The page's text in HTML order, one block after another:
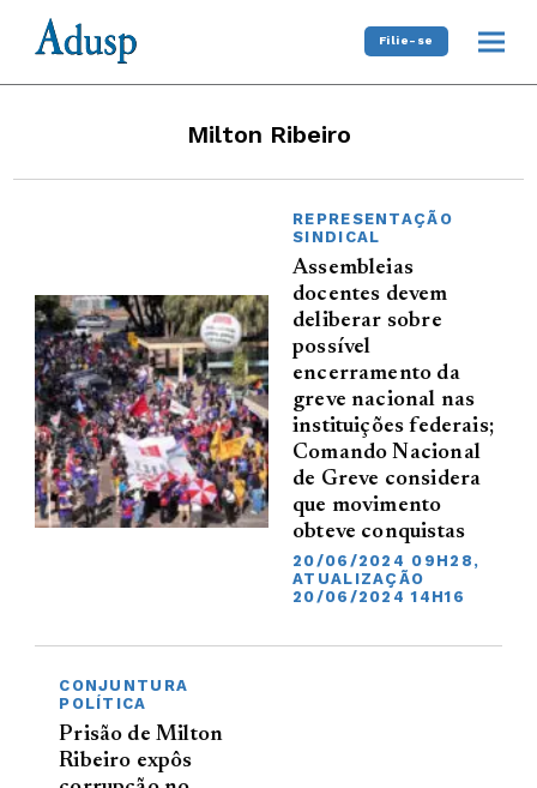
Filie-se
Milton Ribeiro
REPRESENTAÇÃO
SINDICAL
Assembleias
docentes devem
deliberar sobre
possível
encerramento da
greve nacional nas
instituições federais;
Comando Nacional
de Greve considera
que movimento
obteve conquistas
20/06/2024 09H28,
ATUALIZAÇÃO
20/06/2024 14H16
CONJUNTURA
POLÍTICA
Prisão de Milton
Ribeiro expôs